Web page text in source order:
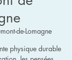
de-Lomagne
physique durable